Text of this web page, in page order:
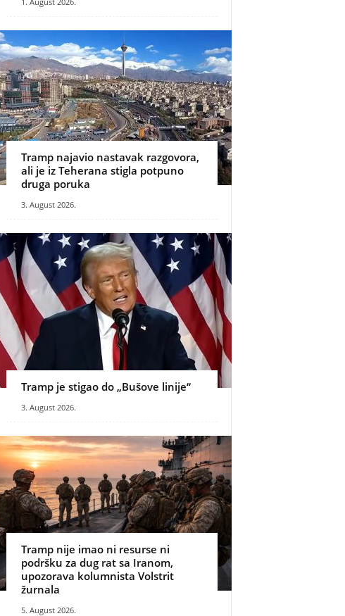
Tramp najavio nastavak razgovora,
ali je iz Teherana stigla potpuno
druga poruka
3. August 2026.
Tramp je stigao do „Bušove linije“
3. August 2026.
Tramp nije imao ni resurse ni
podršku za dug rat sa Iranom,
upozorava kolumnista Volstrit
žurnala
5. August 2026.